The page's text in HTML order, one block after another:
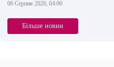
06 Серпня 2026, 04:00
Більше новин